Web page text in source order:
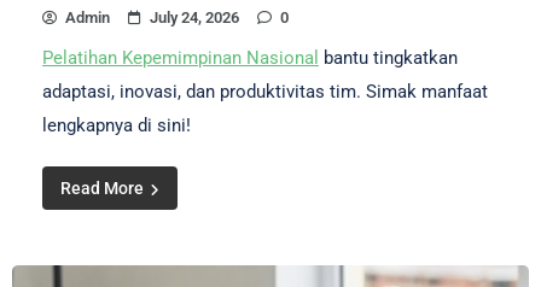
Admin July 24, 2026 0
Pelatihan Kepemimpinan Nasional bantu tingkatkan
adaptasi, inovasi, dan produktivitas tim. Simak manfaat
lengkapnya di sini!
Read More